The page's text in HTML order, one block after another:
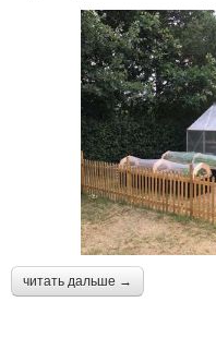
читать дальше →